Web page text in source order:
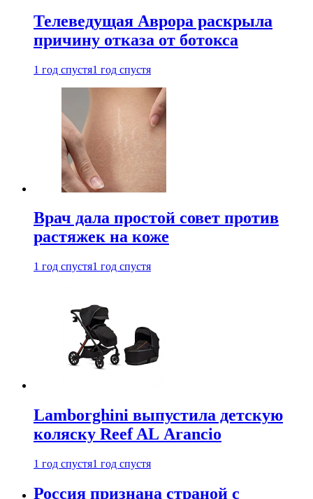
Телеведущая Аврора раскрыла
причину отказа от ботокса
1 год спустя1 год спустя
Врач дала простой совет против
растяжек на коже
1 год спустя1 год спустя
Lamborghini выпустила детскую
коляску Reef AL Arancio
1 год спустя1 год спустя
Россия признана страной с